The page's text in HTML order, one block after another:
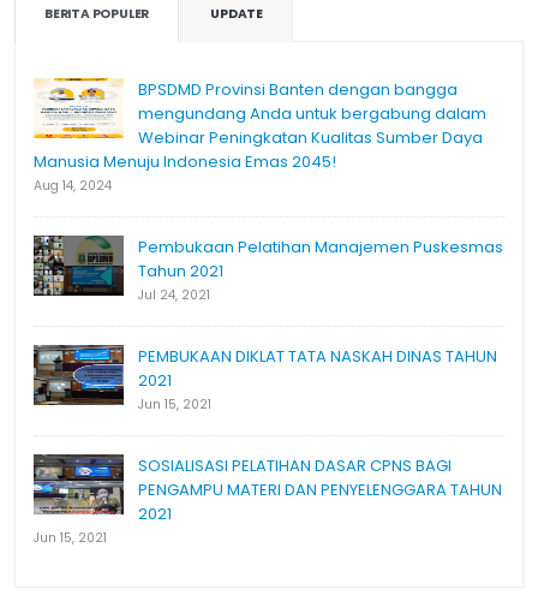
BERITA POPULER UPDATE
BPSDMD Provinsi Banten dengan bangga
mengundang Anda untuk bergabung dalam
Webinar Peningkatan Kualitas Sumber Daya
Manusia Menuju Indonesia Emas 2045!
Aug 14, 2024
Pembukaan Pelatihan Manajemen Puskesmas
Tahun 2021
Jul 24, 2021
PEMBUKAAN DIKLAT TATA NASKAH DINAS TAHUN
2021
Jun 15, 2021
SOSIALISASI PELATIHAN DASAR CPNS BAGI
PENGAMPU MATERI DAN PENYELENGGARA TAHUN
2021
Jun 15, 2021